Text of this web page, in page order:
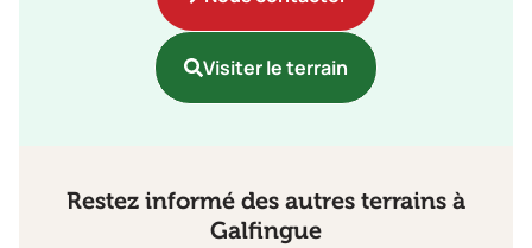
Visiter le terrain
Restez informé des autres terrains à
Galfingue